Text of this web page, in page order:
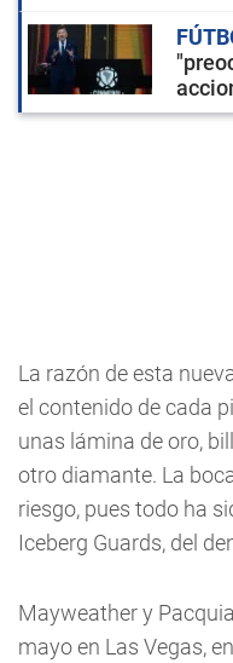
La razón de esta
el contenido de cada
unas lámina de oro,
otro diamante. La
riesgo, pues todo ha
Iceberg Guards, del
Mayweather y
mayo en Las Vegas,